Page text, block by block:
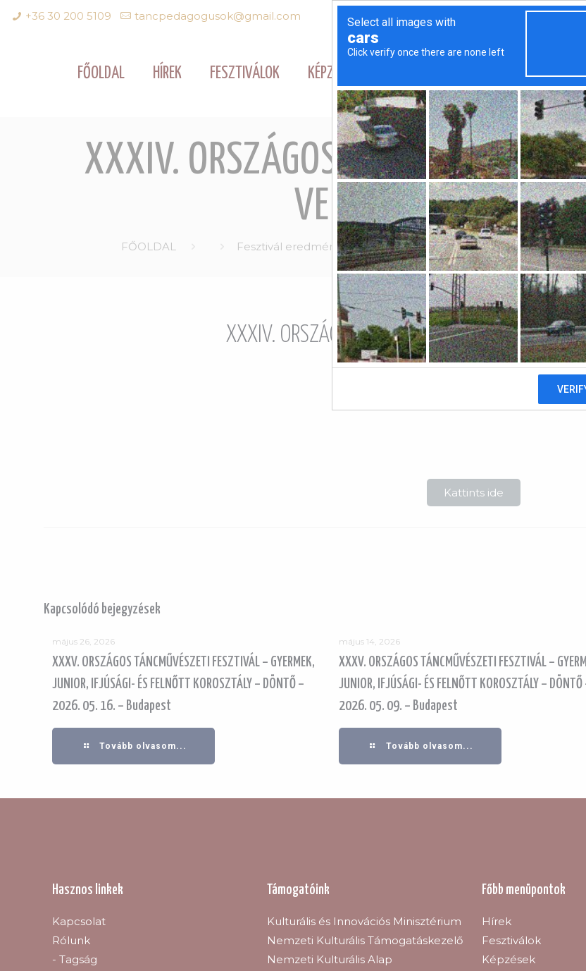
+36 30 200 5109 tancpedagogusok@gmail.com
FŐOLDAL HÍREK FESZTIVÁLOK KÉPZÉSEK
XXXIV. ORSZÁGOS
VERSENYE –
FŐOLDAL Fesztivál eredmények XXXIV. ORSZÁGOS
XXXIV. ORSZÁGOS TÁNCMŰVÉSZETI
2025. május 17.
Az eredmények letöltéséhez kattints a
Kattints ide
Kapcsolódó bejegyzések
május 26, 2026
XXXV. ORSZÁGOS TÁNCMŰVÉSZETI FESZTIVÁL – GYERMEK,
JUNIOR, IFJÚSÁGI- ÉS FELNŐTT KOROSZTÁLY – DÖNTŐ –
2026. 05. 16. – Budapest
Tovább olvasom...
május 14, 2026
XXXV. ORSZÁGOS TÁNCMŰVÉSZETI FESZTIVÁL –
JUNIOR, IFJÚSÁGI- ÉS FELNŐTT KOROSZTÁLY – DÖNTŐ
2026. 05. 09. – Budapest
Tovább olvasom...
Hasznos linkek
Kapcsolat
Rólunk
- Tagság
Támogatóink
Kulturális és Innovációs Minisztérium
Nemzeti Kulturális Támogatáskezelő
Nemzeti Kulturális Alap
Főbb menüpontok
Hírek
Fesztiválok
Képzések